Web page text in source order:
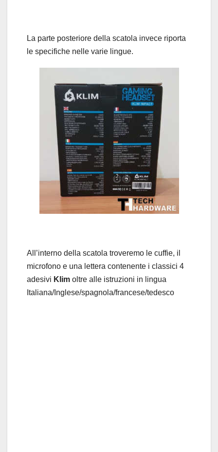
La parte posteriore della scatola invece riporta
le specifiche nelle varie lingue.
All’interno della scatola troveremo le cuffie, il
microfono e una lettera contenente i classici 4
adesivi Klim oltre alle istruzioni in lingua
Italiana/Inglese/spagnola/francese/tedesco